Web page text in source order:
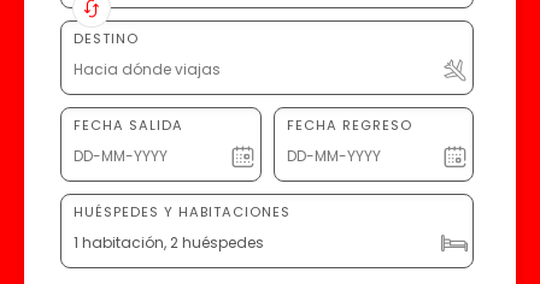
DESTINO
FECHA SALIDA FECHA REGRESO
HUÉSPEDES Y HABITACIONES
1 habitación, 2 huéspedes